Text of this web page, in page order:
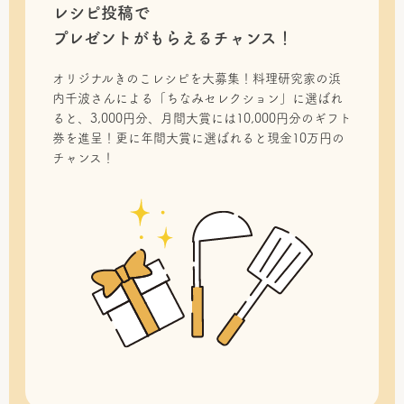
レシピ投稿で
プレゼントがもらえるチャンス！
オリジナルきのこレシピを大募集！料理研究家の浜
内千波さんによる「ちなみセレクション」に選ばれ
ると、3,000円分、月間大賞には10,000円分のギフト
券を進呈！更に年間大賞に選ばれると現金10万円の
チャンス！